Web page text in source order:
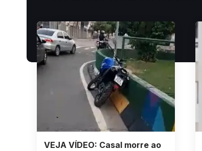
VEJA VÍDEO: Casal morre ao